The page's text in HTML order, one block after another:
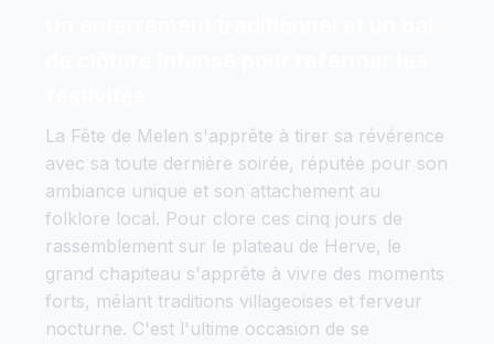
La Fête de Melen s'apprête à tirer sa révérence
avec sa toute dernière soirée, réputée pour son
ambiance unique et son attachement au
folklore local. Pour clore ces cinq jours de
rassemblement sur le plateau de Herve, le
grand chapiteau s'apprête à vivre des moments
forts, mêlant traditions villageoises et ferveur
nocturne. C'est l'ultime occasion de se